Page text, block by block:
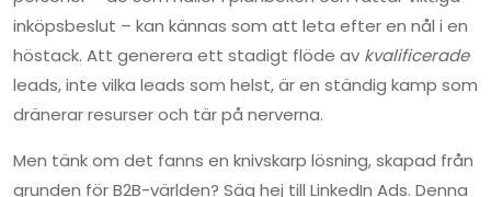
inköpsbeslut – kan kännas som att leta efter en nål i en
höstack. Att generera ett stadigt flöde av kvalificerade
leads, inte vilka leads som helst, är en ständig kamp som
dränerar resurser och tär på nerverna.
Men tänk om det fanns en knivskarp lösning, skapad från
grunden för B2B-världen? Säg hej till LinkedIn Ads. Denna